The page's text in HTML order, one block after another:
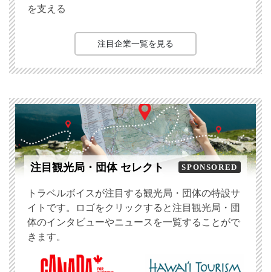
を支える
注目企業一覧を見る
注目観光局・団体 セレクト SPONSORED
トラベルボイスが注目する観光局・団体の特設サ
イトです。ロゴをクリックすると注目観光局・団
体のインタビューやニュースを一覧することがで
きます。